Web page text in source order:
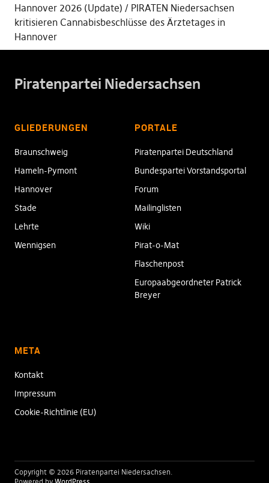
Hannover 2026 (Update)
PIRATEN Niedersachsen
kritisieren Cannabisbeschlüsse des Ärztetages in
Hannover
Piratenpartei Niedersachsen
GLIEDERUNGEN
Braunschweig
Hameln-Pymont
Hannover
Stade
Lehrte
Wennigsen
PORTALE
Piratenpartei Deutschland
Bundespartei Vorstandsportal
Forum
Mailinglisten
Wiki
Pirat-o-Mat
Flaschenpost
Europaabgeordneter Patrick
Breyer
META
Kontakt
Impressum
Cookie-Richtlinie (EU)
Copyright © 2026 Piratenpartei Niedersachsen